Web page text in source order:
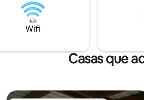
récord capturados en el lago Fork, así
como con peces montados por todas
partes y un embarcadero privado. ¡Una
Wifi
Casas que